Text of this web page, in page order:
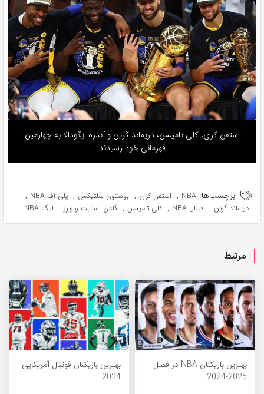
استفن کری، کلی تامپسن، دریماند گرین و آندره ایگودالا به چهارمین
قهرمانی خود رسیدند
برچسب‌ها: NBA
, استفن کری , بوستون سلتیکس , پلی آف NBA ,
دریماند گرین , فینال NBA , کلی تامپسن , گلدن استیت واریرز , لیگ NBA
مرتبط
بهترین بازیکنان NBA در فصل
2025-2024
بهترین بازیکنان فوتبال آمریکایی
2024